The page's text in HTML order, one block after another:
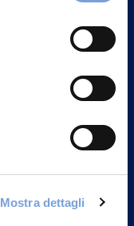
Mostra dettagli